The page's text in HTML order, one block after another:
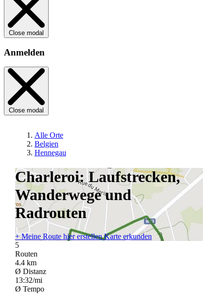
Close modal
Anmelden
Close modal
Alle Orte
Belgien
Hennegau
Charleroi: Laufstrecken,
Wanderwege und
Radrouten
+Meine Route hier erstellenKarte erkunden
5
Routen
4.4 km
Ø Distanz
13:32/mi
Ø Tempo